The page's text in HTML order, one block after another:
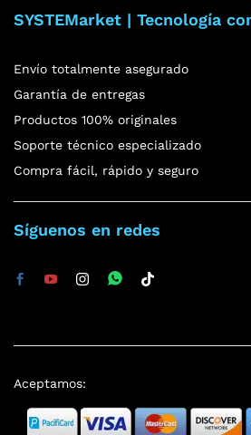
SYSTEMarket | Tecnología
Envío totalmente asegurado
Garantía de entregas
Productos 100% originales
Soporte técnico especializado
Compra fácil, rápido y seguro
Síguenos en redes
Aceptamos: